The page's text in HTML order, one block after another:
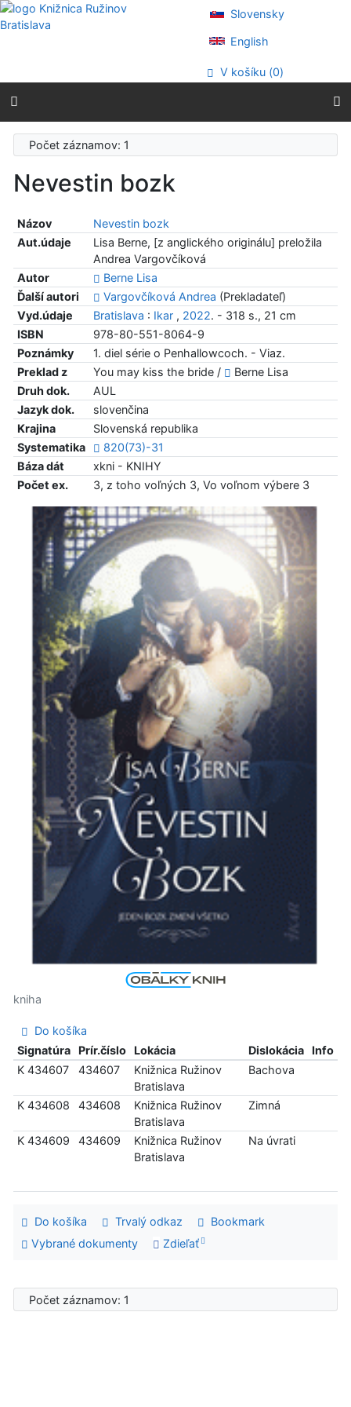
Prejsť na obsah
Prejsť na menu
Prehlásenie o webovej prístupnosti
Slovensky
English
V košíku (0)
Počet záznamov: 1
Nevestin bozk
Názov
Nevestin bozk
Aut.údaje
Lisa Berne, [z anglického originálu] preložila
Andrea Vargovčíková
Autor
Berne Lisa
Ďalší autori
Vargovčíková Andrea (Prekladateľ)
Vyd.údaje
Bratislava : Ikar, 2022. - 318 s., 21 cm
ISBN
978-80-551-8064-9
Poznámky
1. diel série o Penhallowcoch. - Viaz.
Preklad z
You may kiss the bride /
Berne Lisa
Druh dok.
AUL
Jazyk dok.
slovenčina
Krajina
Slovenská republika
Systematika
820(73)-31
Báza dát
xkni - KNIHY
Počet ex.
3, z toho voľných 3, Vo voľnom výbere 3
kniha
Do košíka
Signatúra
Prír.číslo Lokácia Dislokácia
Info
K 434607
434607
Knižnica Ružinov
Bratislava
Bachova
K 434608 434608
Knižnica Ružinov
Bratislava
Zimná
K 434609 434609
Knižnica Ružinov
Bratislava
Na úvrati
Do košíka Trvalý odkaz
Bookmark
Vybrané dokumenty
Zdieľať
Počet záznamov: 1